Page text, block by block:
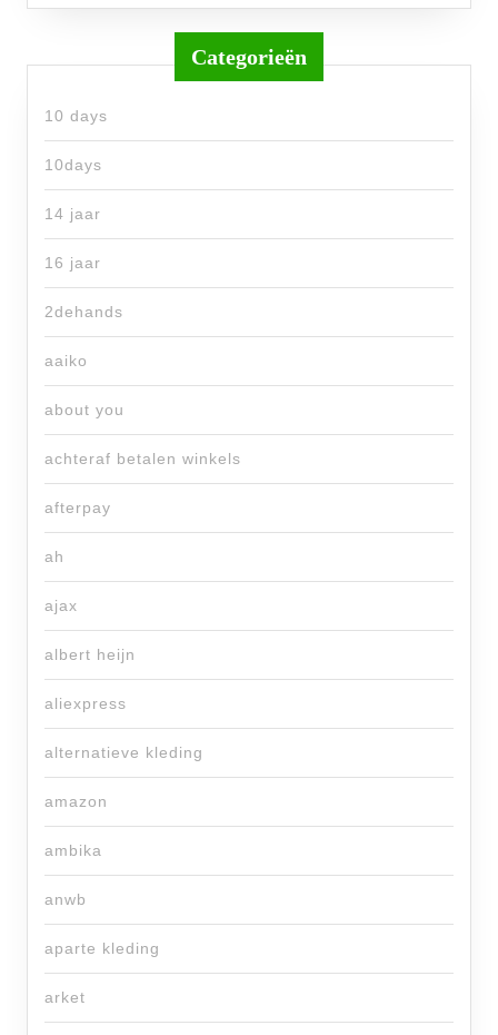
Categorieën
10 days
10days
14 jaar
16 jaar
2dehands
aaiko
about you
achteraf betalen winkels
afterpay
ah
ajax
albert heijn
aliexpress
alternatieve kleding
amazon
ambika
anwb
aparte kleding
arket